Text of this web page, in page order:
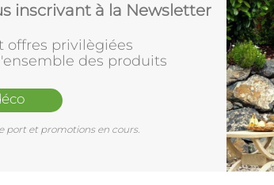
inscrivant à la Newsletter
offres privilègiées
des produits
port et promotions en cours.